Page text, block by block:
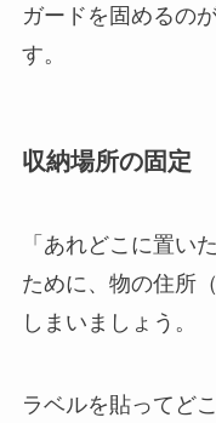
ガードを固めるの
す。
収納場所の固定
「あれどこに置い
ために、物の住所
しまいましょう。
ラベルを貼ってど